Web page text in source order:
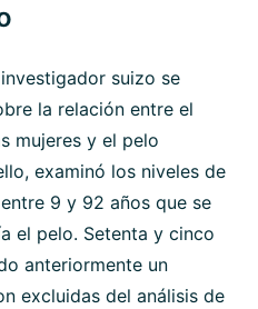
suizo se
la relación entre el
mujeres y el pelo
examinó los niveles de
9 y 92 años que se
el pelo. Setenta y cinco
anteriormente un
excluidas del análisis de